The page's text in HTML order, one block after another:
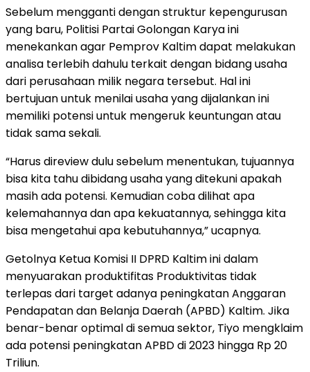
Sebelum mengganti dengan struktur kepengurusan
yang baru, Politisi Partai Golongan Karya ini
menekankan agar Pemprov Kaltim dapat melakukan
analisa terlebih dahulu terkait dengan bidang usaha
dari perusahaan milik negara tersebut. Hal ini
bertujuan untuk menilai usaha yang dijalankan ini
memiliki potensi untuk mengeruk keuntungan atau
tidak sama sekali.
“Harus direview dulu sebelum menentukan, tujuannya
bisa kita tahu dibidang usaha yang ditekuni apakah
masih ada potensi. Kemudian coba dilihat apa
kelemahannya dan apa kekuatannya, sehingga kita
bisa mengetahui apa kebutuhannya,” ucapnya.
Getolnya Ketua Komisi II DPRD Kaltim ini dalam
menyuarakan produktifitas Produktivitas tidak
terlepas dari target adanya peningkatan Anggaran
Pendapatan dan Belanja Daerah (APBD) Kaltim. Jika
benar-benar optimal di semua sektor, Tiyo mengklaim
ada potensi peningkatan APBD di 2023 hingga Rp 20
Triliun.